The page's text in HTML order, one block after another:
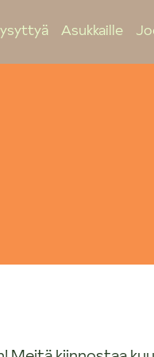
Asukkaille